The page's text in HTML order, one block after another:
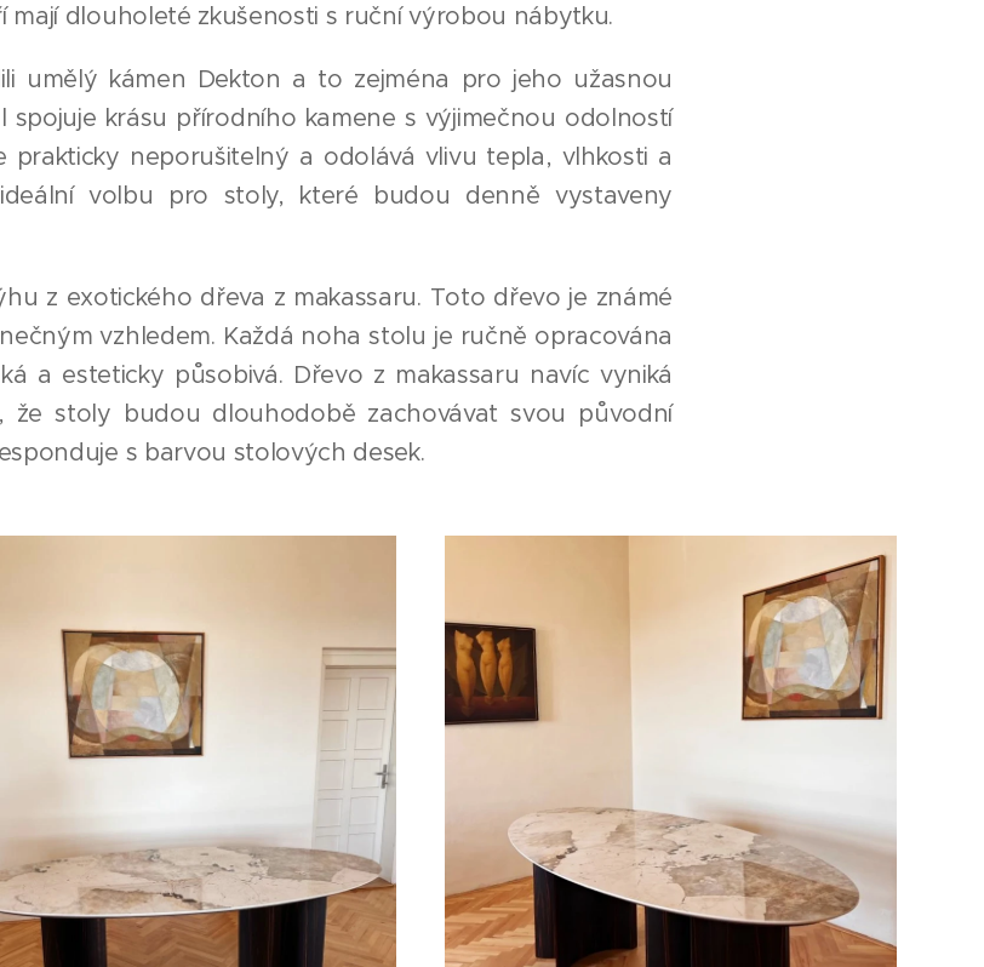
mají dlouholeté zkušenosti s ruční výrobou nábytku.
umělý kámen Dekton a to zejména pro jeho užasnou
spojuje krásu přírodního kamene s výjimečnou odolností
prakticky neporušitelný a odolává vlivu tepla, vlhkosti a
volbu pro stoly, které budou denně vystaveny
z exotického dřeva z makassaru. Toto dřevo je známé
vzhledem. Každá noha stolu je ručně opracována
a esteticky působivá. Dřevo z makassaru navíc vyniká
že stoly budou dlouhodobě zachovávat svou původní
s barvou stolových desek.